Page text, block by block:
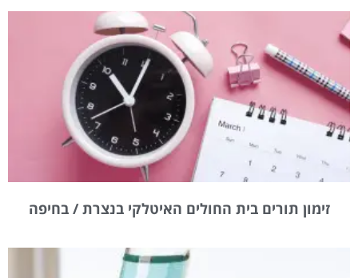
זימון תורים בית החולים האיטלקי בנצרת / בחיפה